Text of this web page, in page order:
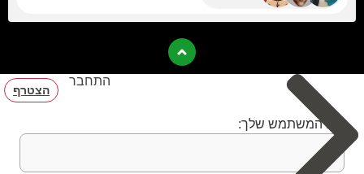
התחבר
הצטרף
שם המשתמש שלך: